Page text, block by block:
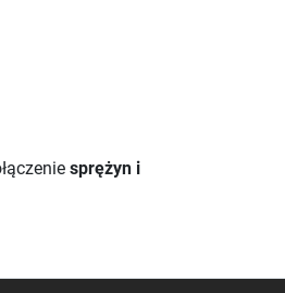
sprężyn i